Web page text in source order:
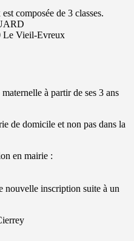
composée de 3 classes.
Le Vieil-Evreux
à partir de ses 3 ans
de domicile et non pas dans la
en mairie :
nouvelle inscription suite à un